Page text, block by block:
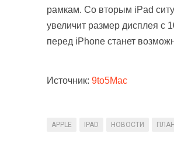
рамкам. Со вторым iPad
увеличит размер дисплея
перед iPhone станет
Источник: 9to5Mac
APPLE IPAD НОВОСТИ